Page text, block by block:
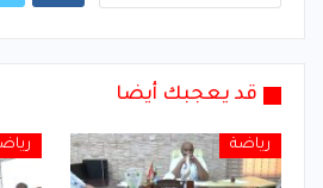
قد يعجبك أيضا
رياضة